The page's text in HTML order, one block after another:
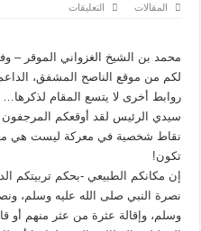
المقالات التعليقات
فليست
هذه
معركتكم…
محمد
الأمين
ولد
أحمد
ولد
المختار
مغلقة
محمد بن الشيخ الغزواني الموقر –
لكم من موقع الناصح المشفق،
روابط أخرى لا يتسع المقام لذكرها…
سيدي الرئيس لقد أوقعكم
نقاط شخصية في معركة ليست هي
تكون!
إن مكانكم الطبيعي -بحكم تربيتكم
نصرة النبي صلى الله عليه وسلم،
وسلم، وإقالة عثرة من عثر منهم أو